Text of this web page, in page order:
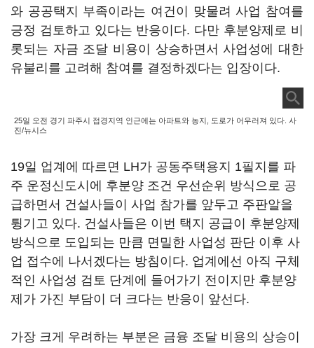
와 공공택지 부족이라는 여건이 맞물려 사업 참여를
긍정 검토하고 있다는 반응이다. 다만 후분양제로 비
롯되는 자금 조달 비용이 상승하면서 사업성에 대한
유불리를 고려해 참여를 결정하겠다는 입장이다.
25일 오전 경기 파주시 접경지역 인근에는 아파트와 농지, 도로가 어우러져 있다. 사
진/뉴시스
19일 업계에 따르면 LH가 공동주택용지 1필지를 파
주 운정신도시에 후분양 조건 우선순위 방식으로 공
급하면서 건설사들이 사업 참가를 앞두고 주판알을
튕기고 있다. 건설사들은 이번 택지 공급이 후분양제
방식으로 도입되는 만큼 면밀한 사업성 판단 이후 사
업 접수에 나서겠다는 방침이다. 업계에선 아직 구체
적인 사업성 검토 단계에 들어가기 전이지만 후분양
제가 가진 부담이 더 크다는 반응이 앞선다.
가장 크게 우려하는 부분은 금융 조달 비용의 상승이